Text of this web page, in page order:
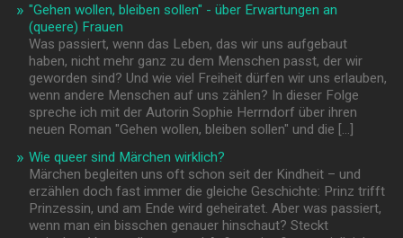
"Gehen wollen, bleiben sollen" - über Erwartungen an
(queere) Frauen
Was passiert, wenn das Leben, das wir uns aufgebaut
haben, nicht mehr ganz zu dem Menschen passt, der wir
geworden sind? Und wie viel Freiheit dürfen wir uns erlauben,
wenn andere Menschen auf uns zählen? In dieser Folge
spreche ich mit der Autorin Sophie Herrndorf über ihren
neuen Roman "Gehen wollen, bleiben sollen" und die […]
Wie queer sind Märchen wirklich?
Märchen begleiten uns oft schon seit der Kindheit – und
erzählen doch fast immer die gleiche Geschichte: Prinz trifft
Prinzessin, und am Ende wird geheiratet. Aber was passiert,
wenn man ein bisschen genauer hinschaut? Steckt